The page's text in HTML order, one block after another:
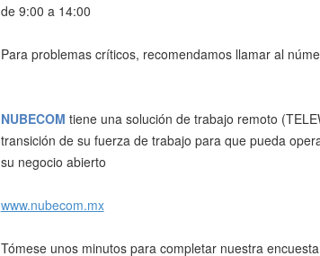
de 9:00 a 14:00
Para problemas críticos, recomendamos llamar al
NUBECOM tiene una solución de trabajo remoto
transición de su fuerza de trabajo para que pueda
su negocio abierto
www.nubecom.mx
Tómese unos minutos para completar nuestra